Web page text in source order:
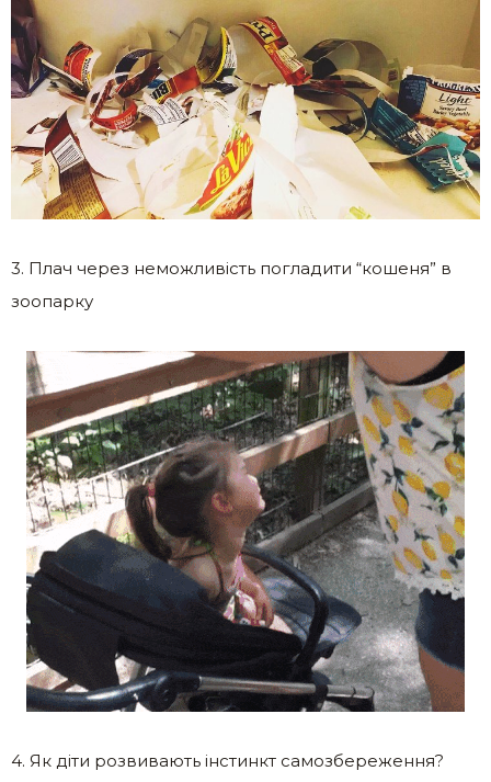
3. Плач через неможливість погладити “кошеня” в
зоопарку
4. Як діти розвивають інстинкт самозбереження?